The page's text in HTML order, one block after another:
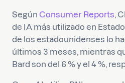
Según Consumer Reports,
de IA más utilizado en
de los estadounidenses lo
últimos 3 meses, mientras
Bard son del 6 % y el 4 %,